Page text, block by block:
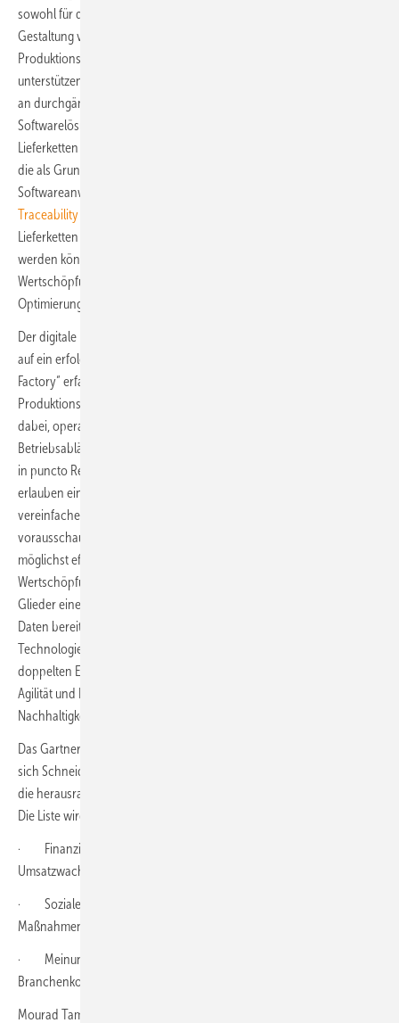
sowohl für die Optimierung von Lieferketten als auch für die
Gestaltung von möglichst effizienten, ausfallsicheren und flexiblen
Produktionsabläufen. Um Industrieunternehmen hierbei konkret zu
unterstützen, setzt Schneider Electric auf ein ganzheitliches Portfolio
an durchgängig vernetzbaren Hardwarekomponenten, intelligenten
Softwarelösungen und Serviceleistungen. Entlang von Produktion und
Lieferketten wird damit eine maximale Datentransparenz geschaffen,
die als Grundlage für den Einsatz entsprechender
Softwareanwendungen dient. So zum Beispiel der
Traceability Advisor
Lieferketten exakt überwacht und Produkte detailliert nachverfolgt
werden können. Das auf diese Weise gesteigerte Verständnis für das
Wertschöpfungsnetzwerk bildet eine wichtige Grundlage zu dessen
Optimierung und im Bedarfsfall zur flexiblen Umgestaltung.
Der digitale Reifegrad eines Unternehmens übt einen starken Einfluss
auf ein erfolgreiches Lieferkettenmanagement aus. Die in einer „Smart
Factory“ erfassten, verarbeiteten und visualisierten Daten über
Produktionsabläufe, Lagerbestände oder Maschinenzustände helfen
dabei, operative und strategische Entscheidungen zu optimieren und
Betriebsabläufe intelligenter zu gestalten. Die somit erreichten Vorteile
in puncto Ressourceneffizienz, Ausfallsicherheit und Flexibilität
erlauben eine gesteigerte Unabhängigkeit von globalen Zulieferern,
vereinfachen die Lagerverwaltung und machen ein deutlich
vorausschauendes Bestellwesen möglich. Auch im Hinblick auf ein
möglichst effizientes und nachhaltiges Management von komplexen
Wertschöpfungsnetzwerken ist es entscheidend, dass sämtliche
Glieder eines Netzwerks in der Lage sind, verlässliche und detaillierte
Daten bereitzustellen. Somit erzielt die Investition in moderne
Technologien für digital vernetzte Wertschöpfungsnetzwerke einen
doppelten Effekt: einerseits gesteigerte Sicherheit, Zuverlässigkeit,
Agilität und Effizienz, andererseits profitieren Unternehmen von mehr
Nachhaltigkeit und wirtschaftlicher Resilienz.
Das Gartner Supply Chain Top 25 Ranking, auf dessen zweitem Platz
sich Schneider Electric gegenwärtig befindet, benennt Unternehmen,
die herausragende Leistungen im Lieferkettenmanagement erbringen.
Die Liste wird anhand von drei Aspekten erstellt:
· Finanzielle Metriken, einschließlich Kapitalrendite und
Umsatzwachstum
· Soziale Verantwortung des Unternehmens, einschließlich ESG-
Maßnahmen (Environment, Social, Governance Kriterien)
· Meinung der Community, einschließlich Gartner-Experten und
Branchenkollegen
Mourad Tamoud, Executive Vice President of Global Supply Chain bei